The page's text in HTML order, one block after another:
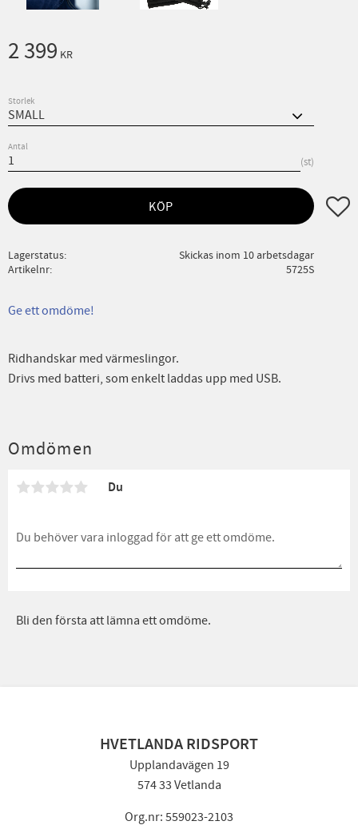
2 399 KR
Storlek
Antal
st
KÖP Lägg
Lagerstatus
Skickas inom 10 arbetsdagar
Artikelnr
5725S
Ge ett omdöme!
Ridhandskar med värmeslingor.
Drivs med batteri, som enkelt laddas upp med USB.
Omdömen
Du
Bli den första att lämna ett omdöme.
HVETLANDA RIDSPORT
Upplandavägen 19
574 33 Vetlanda
Org.nr: 559023-2103